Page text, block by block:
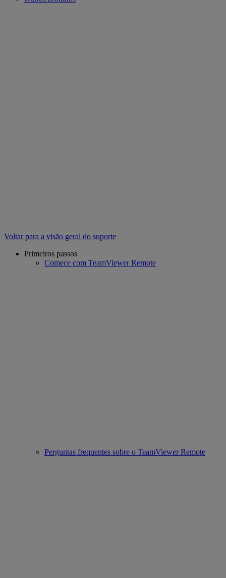
Voltar para a visão geral do suporte
Primeiros passos
Comece com TeamViewer Remote
Perguntas frequentes sobre o TeamViewer Remote